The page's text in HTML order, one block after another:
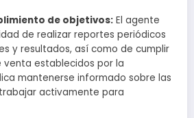
de objetivos: El agente
de realizar reportes periódicos
y resultados, así como de cumplir
venta establecidos por la
mantenerse informado sobre las
activamente para